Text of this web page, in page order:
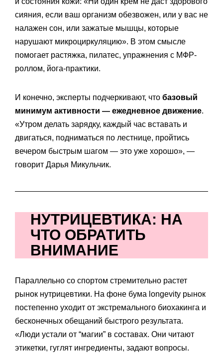
сияния, если ваш организм обезвожен, или у вас не
налажен сон, или зажатые мышцы, которые
нарушают микроциркуляцию». В этом смысле
помогает растяжка, пилатес, упражнения с МФР-
роллом, йога-практики.
И конечно, эксперты подчеркивают, что базовый
минимум активности — ежедневное движение.
«Утром делать зарядку, каждый час вставать и
двигаться, подниматься по лестнице, пройтись
вечером быстрым шагом — это уже хорошо», —
говорит Дарья Микульчик.
НУТРИЦЕВТИКА: НА
ЧТО ОБРАТИТЬ
ВНИМАНИЕ
Параллельно со спортом стремительно растет
рынок нутрицевтики. На фоне бума longevity рынок
постепенно уходит от экстремального биохакинга и
бесконечных обещаний быстрого результата.
«Люди устали от “магии” в составах. Они читают
этикетки, гуглят ингредиенты, задают вопросы.